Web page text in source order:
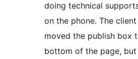
doing technical
on the phone. The
moved the publish box
bottom of the page,